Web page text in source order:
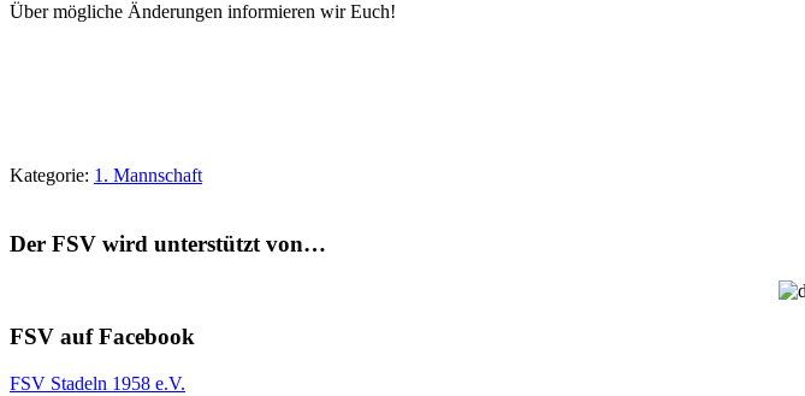
Über mögliche Änderungen informieren wir Euch!
Kategorie: 1. Mannschaft
Der FSV wird unterstützt von…
FSV auf Facebook
FSV Stadeln 1958 e.V.